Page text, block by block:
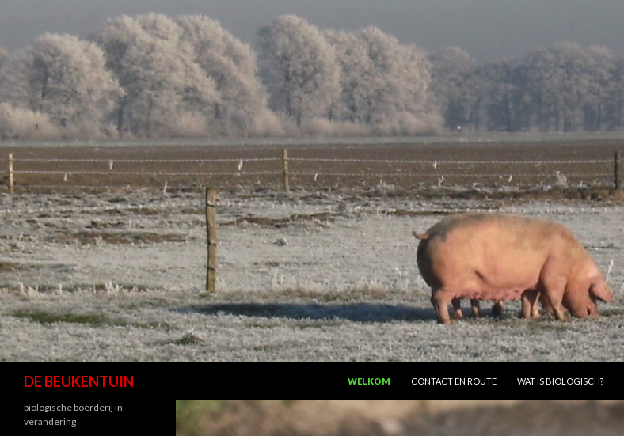
DE BEUKENTUIN
WELKOM
CONTACT EN ROUTE WAT IS BIOLOGISCH?
biologische boerderij in
verandering